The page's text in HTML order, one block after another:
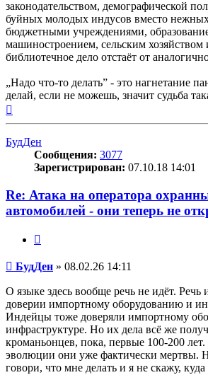
законодательством, демографической
буйных молодых индусов вместо
бюджетными учреждениями,
машиностроением, сельским хозяйством
библиотечное дело отстаёт от
„Надо что-то делать” - это нагнетание
делай, если не можешь, значит судьба
БудДен
Сообщения: 3077
Зарегистрирован: 07.10.18 14:01
Re: Атака на оператора
автомобилей - они теперь не
Сообщение
БудДен » 08.02.26 14:11
О языке здесь вообще речь не идёт. Речь
доверии импортному оборудованию и
Индейцы тоже доверяли импортному
инфраструктуре. Но их дела всё же
кроманьонцев, пока, первые 100-200
эволюции они уже фактически мертвы.
говори, что мне делать и я не скажу, куда